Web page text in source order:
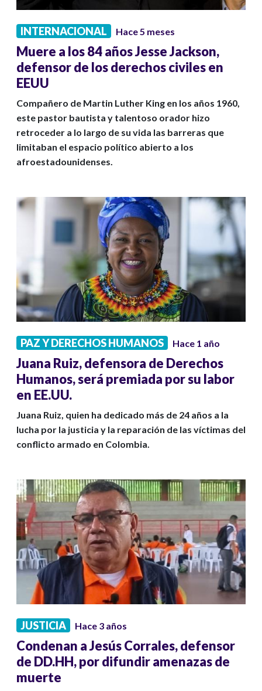
INTERNACIONAL Hace 5 meses
Muere a los 84 años Jesse Jackson,
defensor de los derechos civiles en
EEUU
Compañero de Martin Luther King en los años 1960,
este pastor bautista y talentoso orador hizo
retroceder a lo largo de su vida las barreras que
limitaban el espacio político abierto a los
afroestadounidenses.
PAZ Y DERECHOS HUMANOS Hace 1 año
Juana Ruiz, defensora de Derechos
Humanos, será premiada por su labor
en EE.UU.
Juana Ruiz, quien ha dedicado más de 24 años a la
lucha por la justicia y la reparación de las víctimas del
conflicto armado en Colombia.
JUSTICIA Hace 3 años
Condenan a Jesús Corrales, defensor
de DD.HH, por difundir amenazas de
muerte